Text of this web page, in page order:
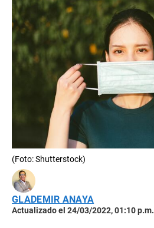
(Foto: Shutterstock)
GLADEMIR ANAYA
Actualizado el 24/03/2022, 01:10 p.m.